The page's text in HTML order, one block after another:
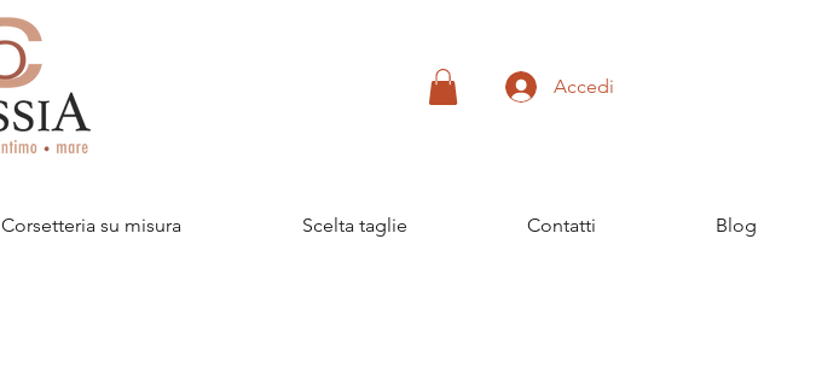
Accedi
Corsetteria su misura Scelta taglie Contatti Blog